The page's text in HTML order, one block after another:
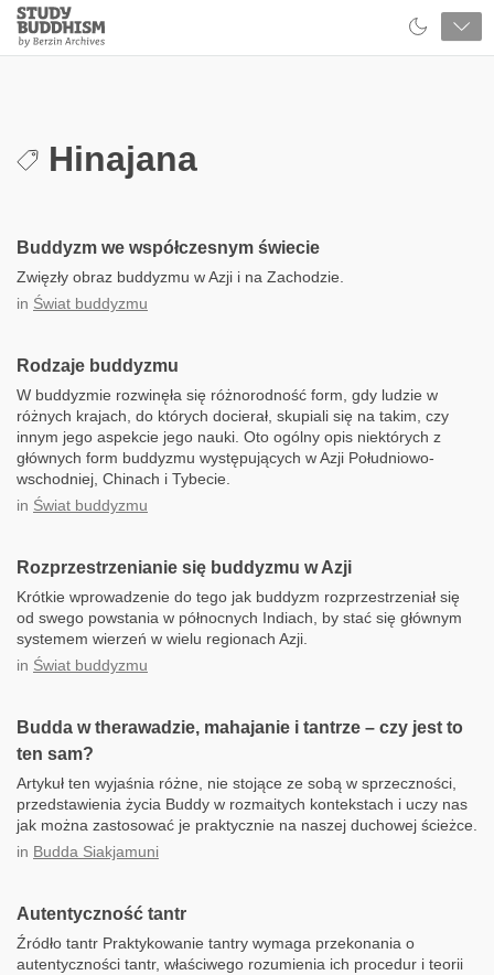
Close
Study
Buddhism
Hinajana
Buddyzm we współczesnym świecie
Zwięzły obraz buddyzmu w Azji i na Zachodzie.
in Świat buddyzmu
Rodzaje buddyzmu
W buddyzmie rozwinęła się różnorodność form, gdy ludzie w
różnych krajach, do których docierał, skupiali się na takim, czy
innym jego aspekcie jego nauki. Oto ogólny opis niektórych z
głównych form buddyzmu występujących w Azji Południowo-
wschodniej, Chinach i Tybecie.
in Świat buddyzmu
Rozprzestrzenianie się buddyzmu w Azji
Krótkie wprowadzenie do tego jak buddyzm rozprzestrzeniał się
od swego powstania w północnych Indiach, by stać się głównym
systemem wierzeń w wielu regionach Azji.
in Świat buddyzmu
Budda w therawadzie, mahajanie i tantrze – czy jest to
ten sam?
Artykuł ten wyjaśnia różne, nie stojące ze sobą w sprzeczności,
przedstawienia życia Buddy w rozmaitych kontekstach i uczy nas
jak można zastosować je praktycznie na naszej duchowej ścieżce.
in Budda Siakjamuni
Autentyczność tantr
Źródło tantr Praktykowanie tantry wymaga przekonania o
autentyczności tantr, właściwego rozumienia ich procedur i teorii